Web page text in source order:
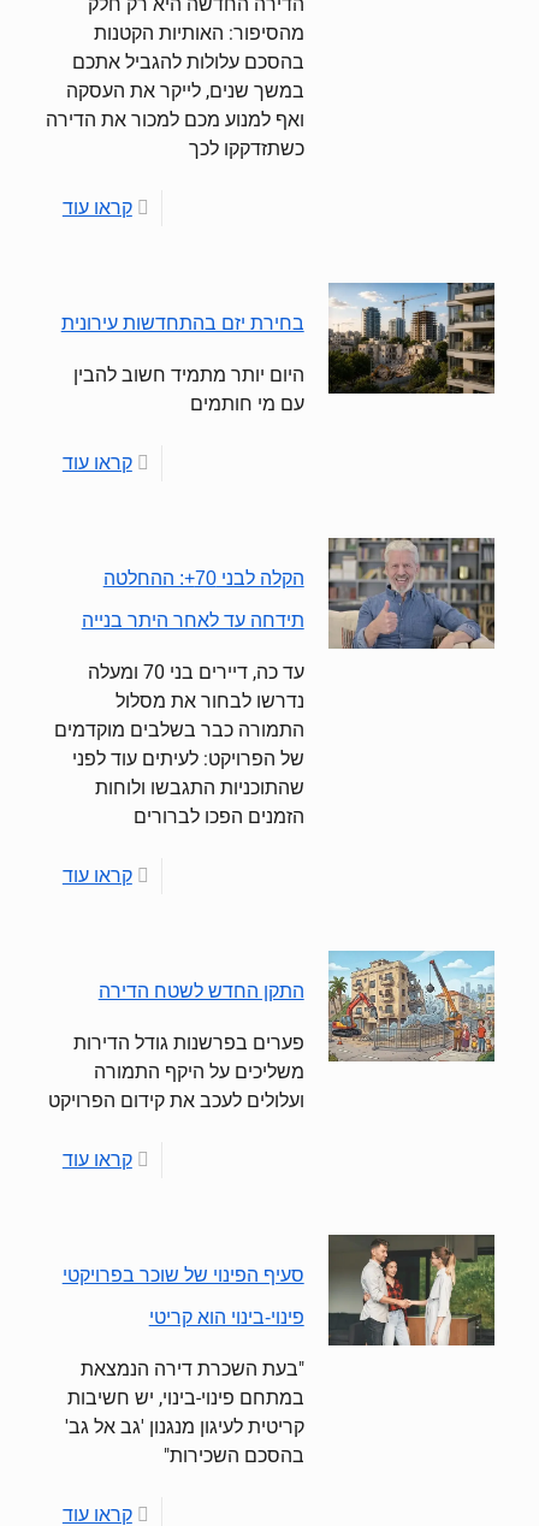
מהסיפור: האותיות הקטנות
בהסכם עלולות להגביל אתכם
במשך שנים, לייקר את העסקה
ואף למנוע מכם למכור את הדירה
כשתזדקקו לכך
קראו עוד
בחירת יזם בהתחדשות עירונית
היום יותר מתמיד חשוב להבין
עם מי חותמים
קראו עוד
הקלה לבני 70+: ההחלטה
תידחה עד לאחר היתר בנייה
עד כה, דיירים בני 70 ומעלה
נדרשו לבחור את מסלול
התמורה כבר בשלבים מוקדמים
של הפרויקט: לעיתים עוד לפני
שהתוכניות התגבשו ולוחות
הזמנים הפכו לברורים
קראו עוד
התקן החדש לשטח הדירה
פערים בפרשנות גודל הדירות
משליכים על היקף התמורה
ועלולים לעכב את קידום הפרויקט
קראו עוד
סעיף הפינוי של שוכר בפרויקטי
פינוי-בינוי הוא קריטי
"בעת השכרת דירה הנמצאת
במתחם פינוי-בינוי, יש חשיבות
קריטית לעיגון מנגנון 'גב אל גב'
בהסכם השכירות"
קראו עוד